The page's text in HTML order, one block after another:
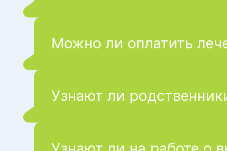
Можно ли оплатить
Узнают ли